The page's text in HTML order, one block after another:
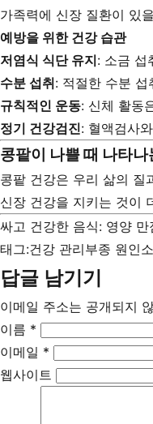
가족력에 신장 질환이 있
예방을 위한 건강 습관
저염식 식단 유지: 소금 섭
수분 섭취: 적절한 수분 섭
규칙적인 운동: 신체 활동
정기 건강검진: 혈액검사
콩팥이 나쁠 때 나타
콩팥 건강은 우리 삶의 질
신장 건강을 지키는 것이
싸고 건강한 음식: 영양
태그:건강 관리부종 원인
답글 남기기
이메일 주소는 공개되지
이름 *
이메일 *
웹사이트